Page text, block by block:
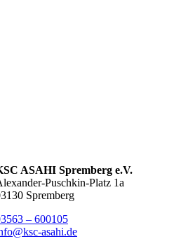
ASAHI Spremberg e.V.
Puschkin-Platz 1a
Spremberg
– 600105
asahi.de